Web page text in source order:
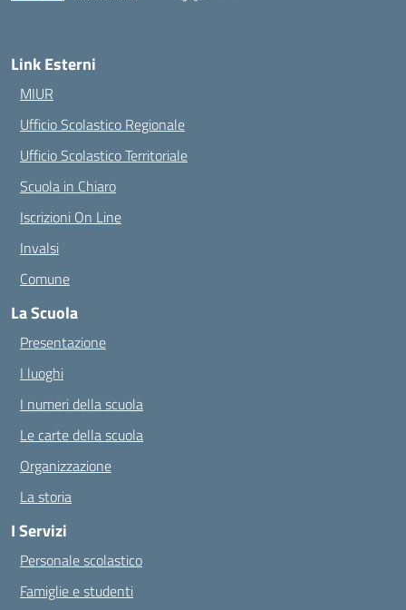
Link Esterni
MIUR
Ufficio Scolastico Regionale
Ufficio Scolastico Territoriale
Scuola in Chiaro
Iscrizioni On Line
Invalsi
Comune
La Scuola
Presentazione
I luoghi
I numeri della scuola
Le carte della scuola
Organizzazione
La storia
I Servizi
Personale scolastico
Famiglie e studenti